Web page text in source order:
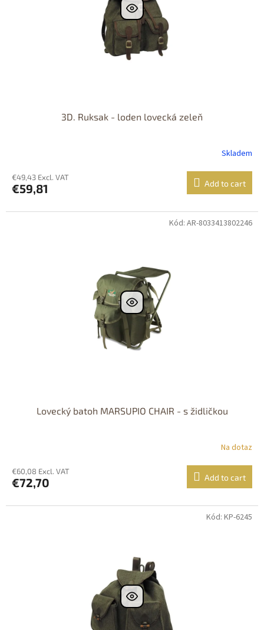
3D. Ruksak - loden lovecká zeleň
Skladem
€49,43 Excl. VAT
€59,81 Add to cart
Lovecký batoh MARSUPIO CHAIR - s židličkou
Na dotaz
€60,08 Excl. VAT
€72,70 Add to cart
Kód: AR-8033413802246
Kód: KP-6245